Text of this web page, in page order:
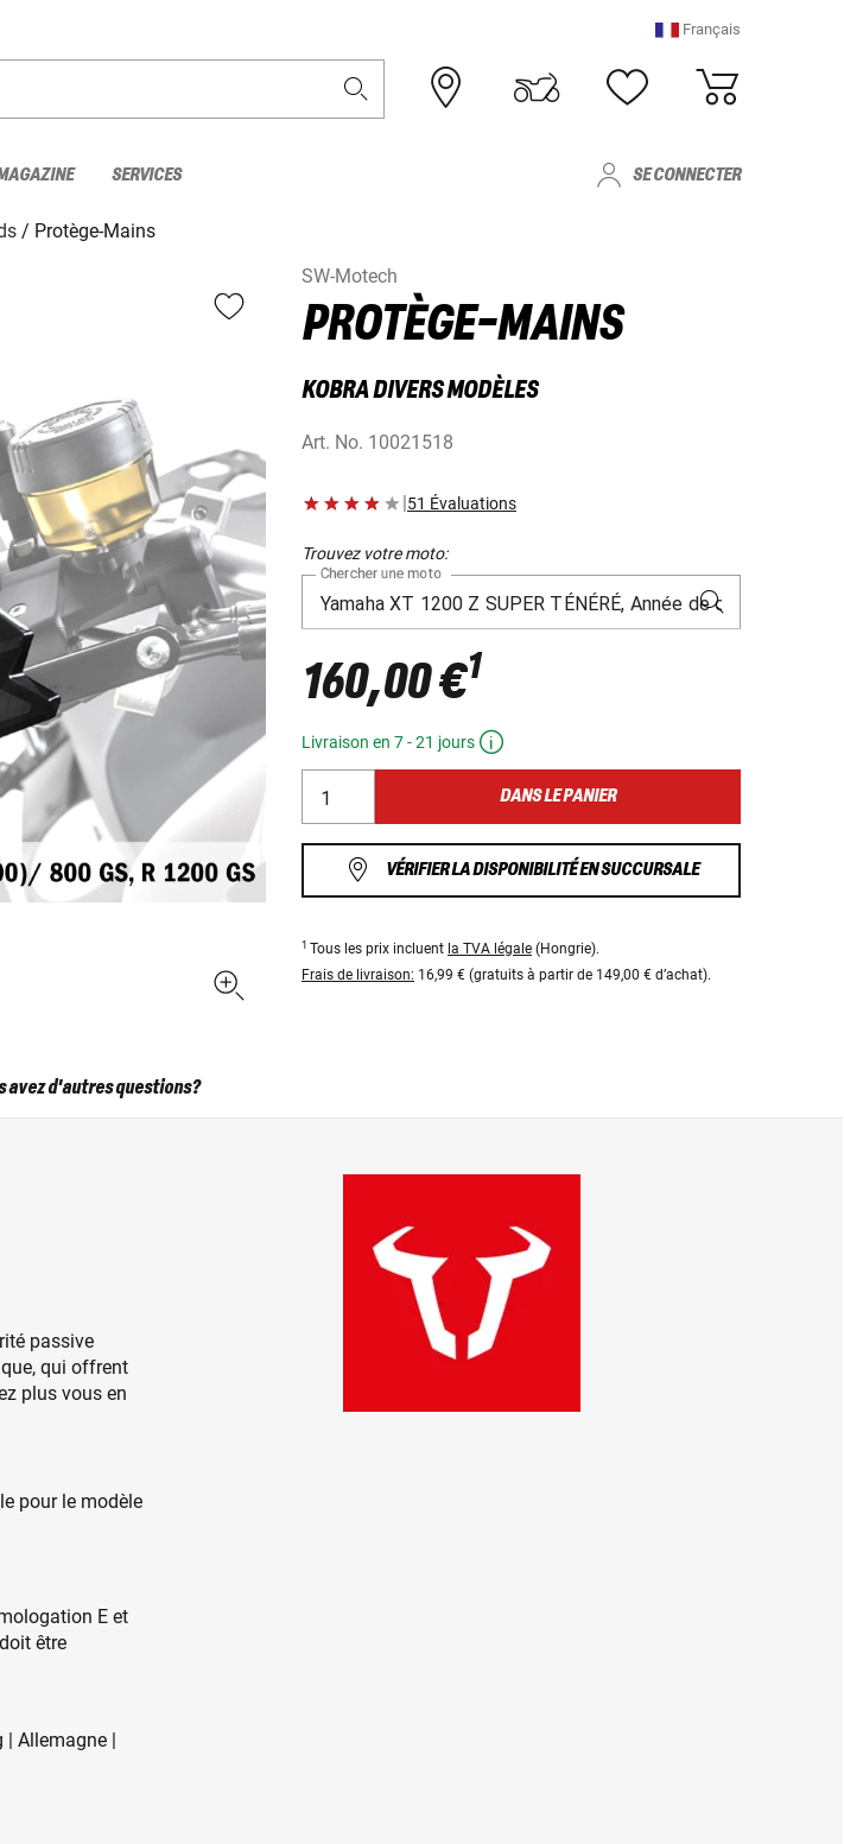
Français
SERVICES SE CONNECTER
Protège-Mains
SW-Motech
PROTÈGE-MAINS
KOBRA DIVERS MODÈLES
Art. No. 10021518
|51 Évaluations
Trouvez votre moto:
Chercher une moto
160,00 €1
Livraison en 7 - 21 jours
DANS LE PANIER
VÉRIFIER LA DISPONIBILITÉ EN SUCCURSALE
1 Tous les prix incluent la TVA légale (Hongrie).
Frais de livraison: 16,99 € (gratuits à partir de 149,00 € d’achat).
passive
qui offrent
plus vous en
pour le modèle
E et
être
| Allemagne |
avez d'autres questions?